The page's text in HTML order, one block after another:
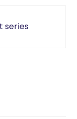
series